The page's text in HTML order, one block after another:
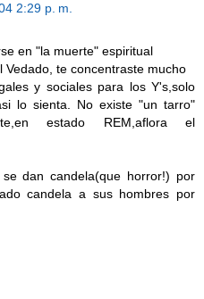
2:29 p. m.
en "la muerte" espiritual
Vedado, te concentraste mucho
y sociales para los Y's,solo
lo sienta. No existe "un tarro"
estado REM,aflora el
dan candela(que horror!) por
candela a sus hombres por